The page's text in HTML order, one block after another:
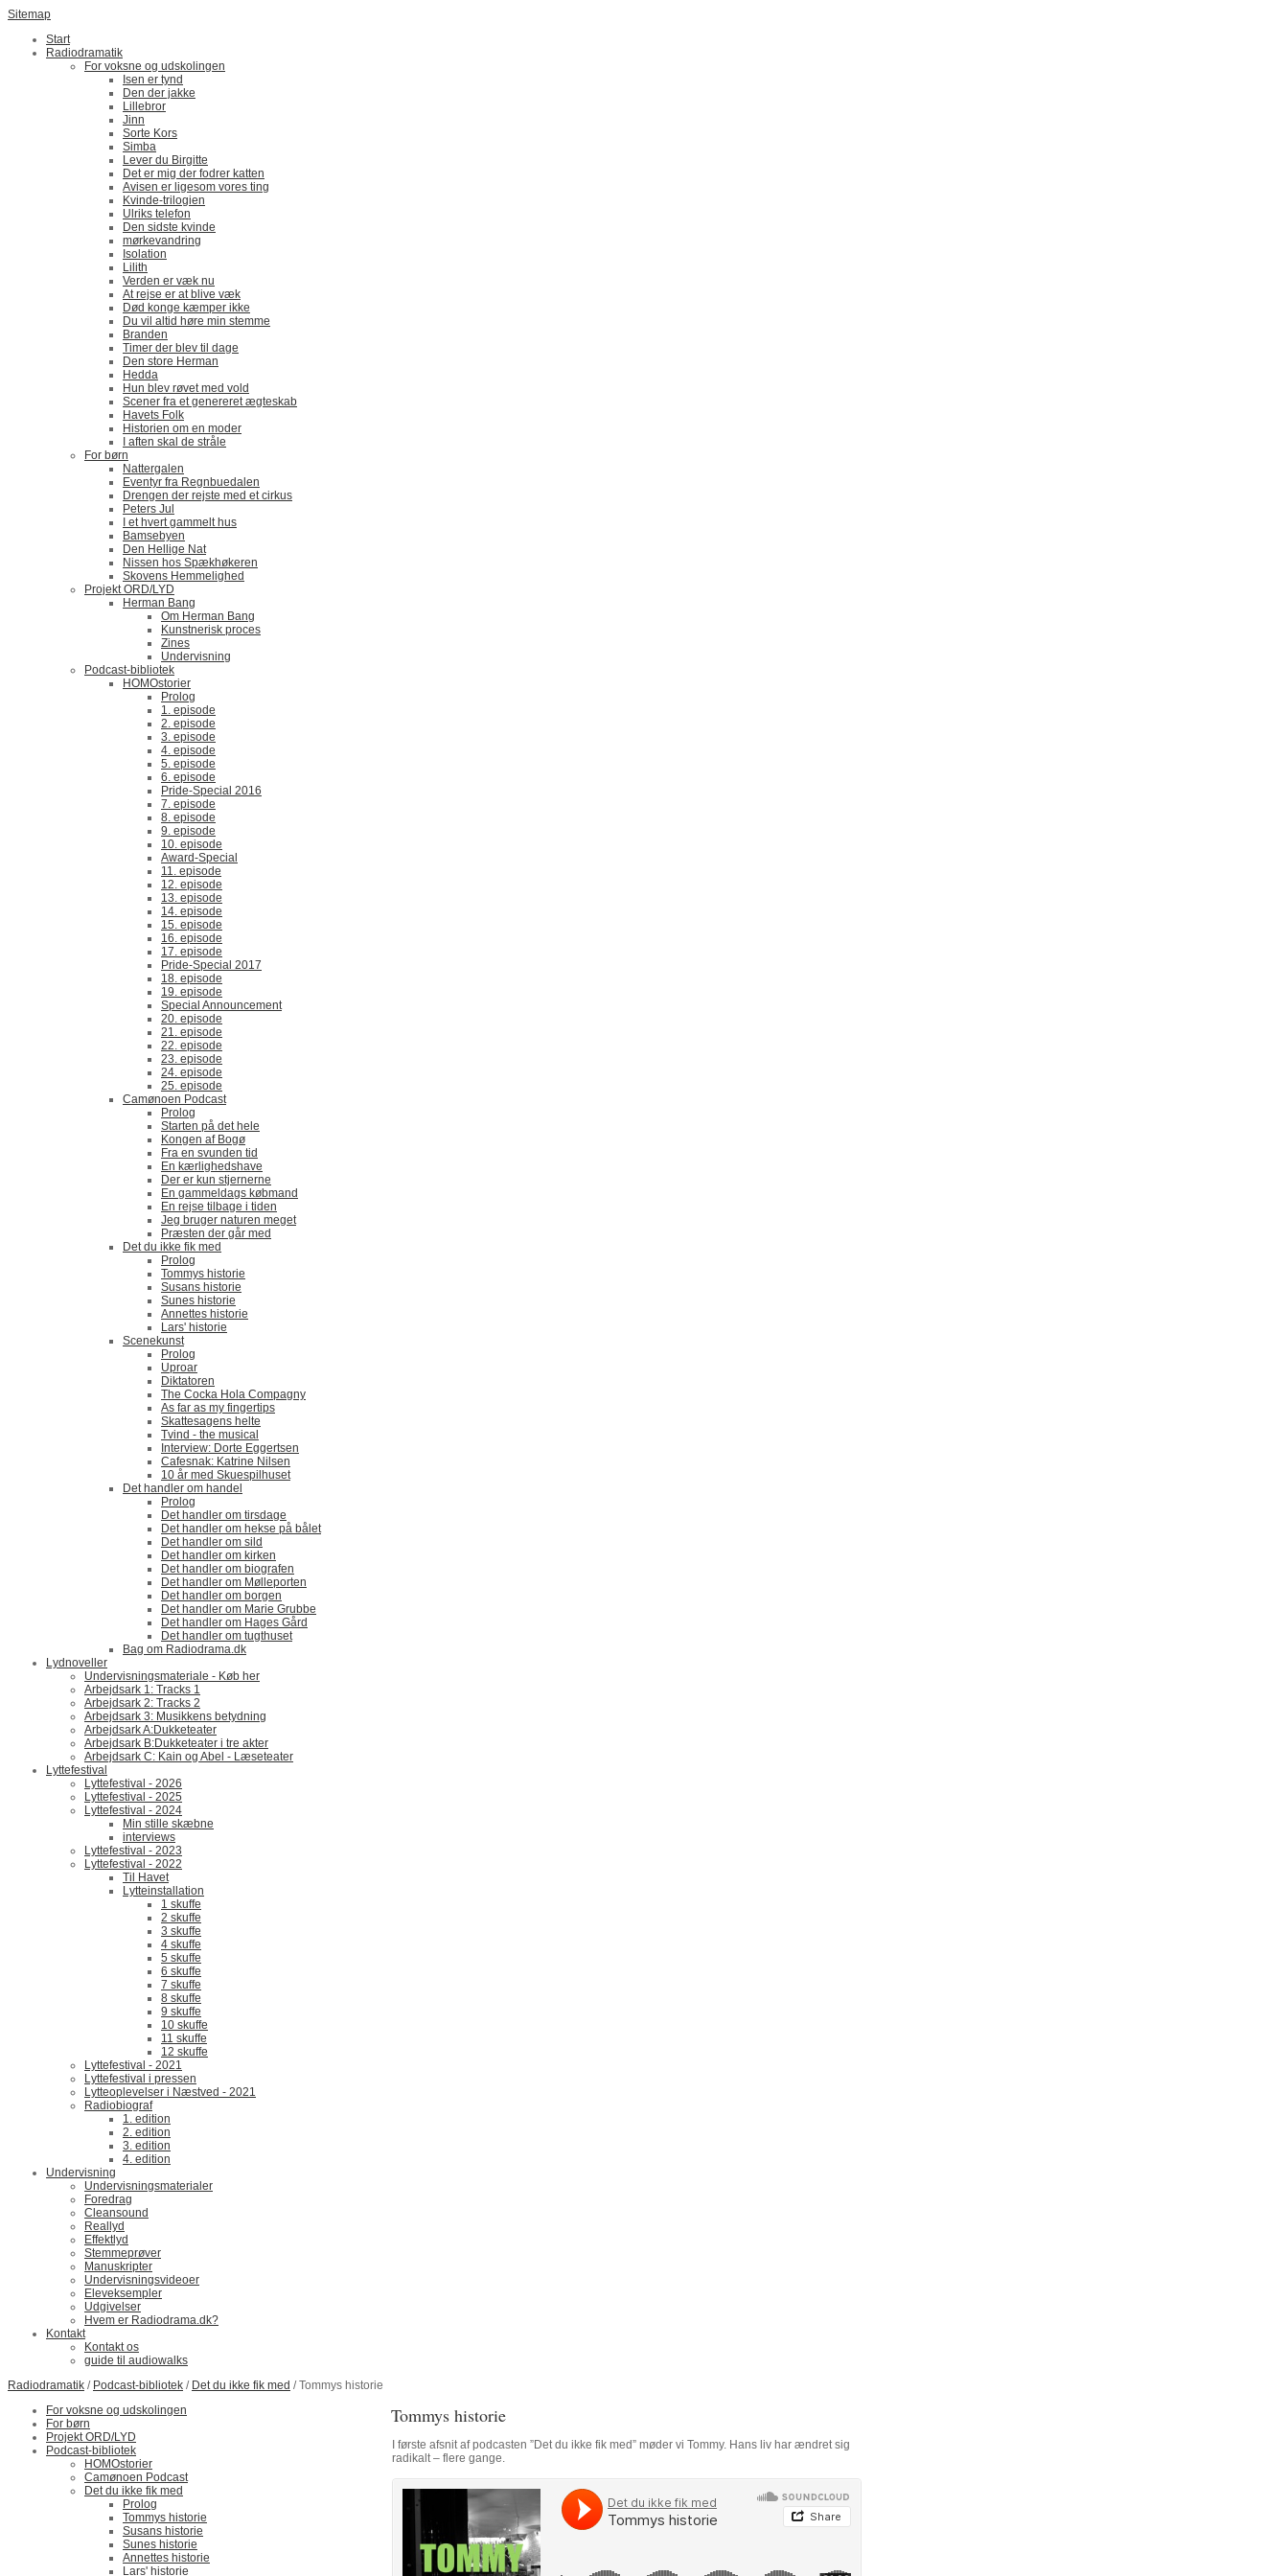
Sitemap
Start
Radiodramatik
For voksne og udskolingen
Isen er tynd
Den der jakke
Lillebror
Jinn
Sorte Kors
Simba
Lever du Birgitte
Det er mig der fodrer katten
Avisen er ligesom vores ting
Kvinde-trilogien
Ulriks telefon
Den sidste kvinde
mørkevandring
Isolation
Lilith
Verden er væk nu
At rejse er at blive væk
Død konge kæmper ikke
Du vil altid høre min stemme
Branden
Timer der blev til dage
Den store Herman
Hedda
Hun blev røvet med vold
Scener fra et genereret ægteskab
Havets Folk
Historien om en moder
I aften skal de stråle
For børn
Nattergalen
Eventyr fra Regnbuedalen
Drengen der rejste med et cirkus
Peters Jul
I et hvert gammelt hus
Bamsebyen
Den Hellige Nat
Nissen hos Spækhøkeren
Skovens Hemmelighed
Projekt ORD/LYD
Herman Bang
Om Herman Bang
Kunstnerisk proces
Zines
Undervisning
Podcast-bibliotek
HOMOstorier
Prolog
1. episode
2. episode
3. episode
4. episode
5. episode
6. episode
Pride-Special 2016
7. episode
8. episode
9. episode
10. episode
Award-Special
11. episode
12. episode
13. episode
14. episode
15. episode
16. episode
17. episode
Pride-Special 2017
18. episode
19. episode
Special Announcement
20. episode
21. episode
22. episode
23. episode
24. episode
25. episode
Camønoen Podcast
Prolog
Starten på det hele
Kongen af Bogø
Fra en svunden tid
En kærlighedshave
Der er kun stjernerne
En gammeldags købmand
En rejse tilbage i tiden
Jeg bruger naturen meget
Præsten der går med
Det du ikke fik med
Prolog
Tommys historie
Susans historie
Sunes historie
Annettes historie
Lars' historie
Scenekunst
Prolog
Uproar
Diktatoren
The Cocka Hola Compagny
As far as my fingertips
Skattesagens helte
Tvind - the musical
Interview: Dorte Eggertsen
Cafesnak: Katrine Nilsen
10 år med Skuespilhuset
Det handler om handel
Prolog
Det handler om tirsdage
Det handler om hekse på bålet
Det handler om sild
Det handler om kirken
Det handler om biografen
Det handler om Mølleporten
Det handler om borgen
Det handler om Marie Grubbe
Det handler om Hages Gård
Det handler om tugthuset
Bag om Radiodrama.dk
Lydnoveller
Undervisningsmateriale - Køb her
Arbejdsark 1: Tracks 1
Arbejdsark 2: Tracks 2
Arbejdsark 3: Musikkens betydning
Arbejdsark A:Dukketeater
Arbejdsark B:Dukketeater i tre akter
Arbejdsark C: Kain og Abel - Læseteater
Lyttefestival
Lyttefestival - 2026
Lyttefestival - 2025
Lyttefestival - 2024
Min stille skæbne
interviews
Lyttefestival - 2023
Lyttefestival - 2022
Til Havet
Lytteinstallation
1 skuffe
2 skuffe
3 skuffe
4 skuffe
5 skuffe
6 skuffe
7 skuffe
8 skuffe
9 skuffe
10 skuffe
11 skuffe
12 skuffe
Lyttefestival - 2021
Lyttefestival i pressen
Lytteoplevelser i Næstved - 2021
Radiobiograf
1. edition
2. edition
3. edition
4. edition
Undervisning
Undervisningsmaterialer
Foredrag
Cleansound
Reallyd
Effektlyd
Stemmeprøver
Manuskripter
Undervisningsvideoer
Eleveksempler
Udgivelser
Hvem er Radiodrama.dk?
Kontakt
Kontakt os
guide til audiowalks
Radiodramatik / Podcast-bibliotek / Det du ikke fik med / Tommys historie
For voksne og udskolingen
For børn
Projekt ORD/LYD
Podcast-bibliotek
HOMOstorier
Camønoen Podcast
Det du ikke fik med
Prolog
Tommys historie
Susans historie
Sunes historie
Annettes historie
Lars' historie
Tommys historie
I første afsnit af podcasten ”Det du ikke fik med” møder vi Tommy. Hans liv har ændret sig
radikalt – flere gange.